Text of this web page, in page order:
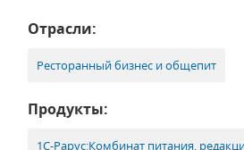
Отрасли:
Ресторанный бизнес и общепит
Продукты:
1С-Рарус:Комбинат питания,